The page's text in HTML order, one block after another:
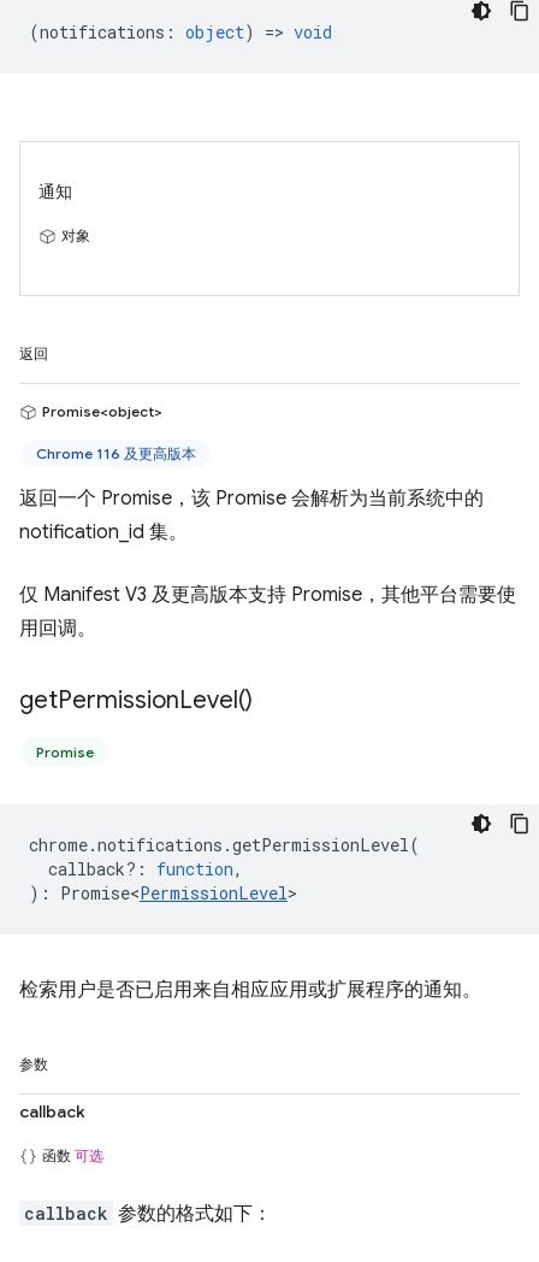
(notifications : object) => void
通知
对象
返回
Promise<object>
Chrome 116 及更高版本
返回一个 Promise，该 Promise 会解析为当前系统中的
notification_id 集。
仅 Manifest V3 及更高版本支持 Promise，其他平台需要使
用回调。
getPermissionLevel()
Promise
chrome.notifications .getPermissionLevel(
callback? : function,
) : Promise<PermissionLevel>
检索用户是否已启用来自相应应用或扩展程序的通知。
参数
callback
函数 可选
callback 参数的格式如下：